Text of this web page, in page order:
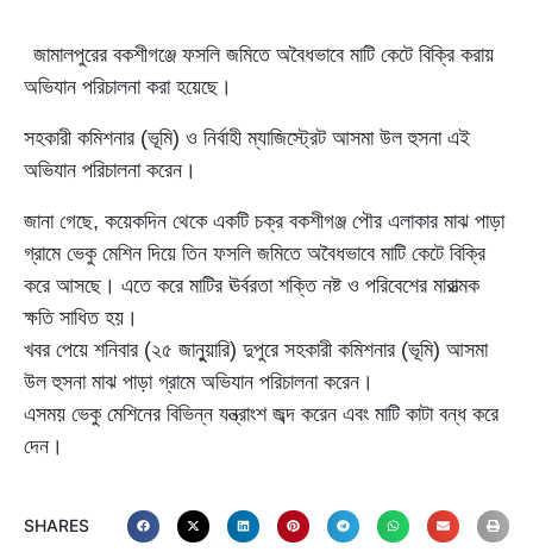
জামালপুরের বকশীগঞ্জে ফসলি জমিতে অবৈধভাবে মাটি কেটে বিক্রি করায়
অভিযান পরিচালনা করা হয়েছে।
সহকারী কমিশনার (ভূমি) ও নির্বাহী ম্যাজিস্ট্রেট আসমা উল হুসনা এই
অভিযান পরিচালনা করেন।
জানা গেছে, কয়েকদিন থেকে একটি চক্র বকশীগঞ্জ পৌর এলাকার মাঝ পাড়া
গ্রামে ভেকু মেশিন দিয়ে তিন ফসলি জমিতে অবৈধভাবে মাটি কেটে বিক্রি
করে আসছে। এতে করে মাটির ঊর্বরতা শক্তি নষ্ট ও পরিবেশের মারাত্মক
ক্ষতি সাধিত হয়।
খবর পেয়ে শনিবার (২৫ জানুুয়ারি) দুপুরে সহকারী কমিশনার (ভূমি) আসমা
উল হুসনা মাঝ পাড়া গ্রামে অভিযান পরিচালনা করেন।
এসময় ভেকু মেশিনের বিভিন্ন যন্ত্রাংশ জব্দ করেন এবং মাটি কাটা বন্ধ করে
দেন।
SHARES